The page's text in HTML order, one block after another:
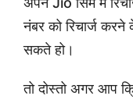
नंबर को रिचार्ज
सकते हो।
तो दोस्तो अगर आप